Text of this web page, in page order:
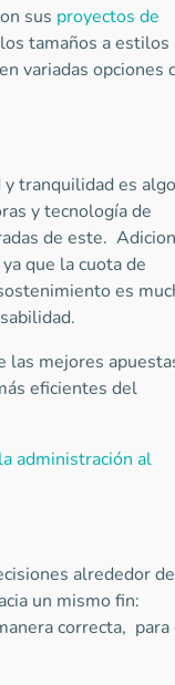
sus proyectos de
tamaños a estilos
variadas opciones
tranquilidad es
y tecnología de
de este.
que la cuota de
es
las mejores
eficientes del
administración al
alrededor de
un mismo fin:
correcta, para